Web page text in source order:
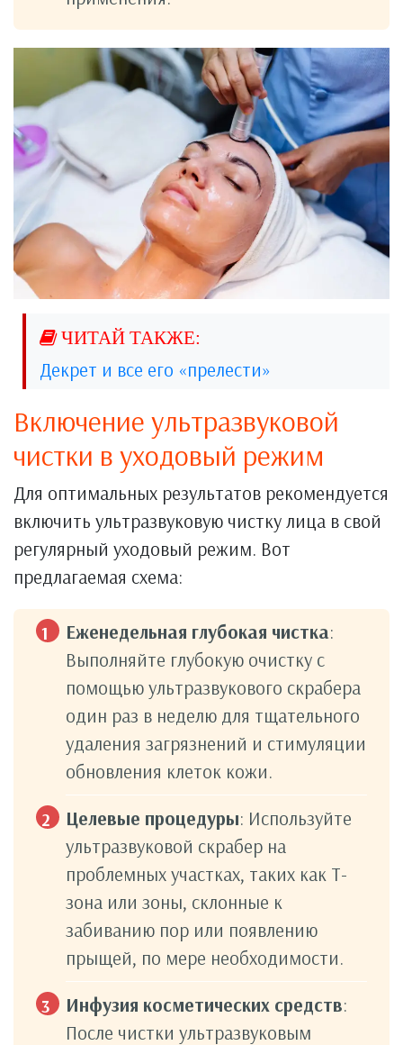
Декрет и все его «прелести»
Включение ультразвуковой
чистки в уходовый режим
Для оптимальных результатов рекомендуется
включить ультразвуковую чистку лица в свой
регулярный уходовый режим. Вот
предлагаемая схема:
Еженедельная глубокая чистка:
Выполняйте глубокую очистку с
помощью ультразвукового скрабера
один раз в неделю для тщательного
удаления загрязнений и стимуляции
обновления клеток кожи.
Целевые процедуры: Используйте
ультразвуковой скрабер на
проблемных участках, таких как Т-
зона или зоны, склонные к
забиванию пор или появлению
прыщей, по мере необходимости.
Инфузия косметических средств:
После чистки ультразвуковым